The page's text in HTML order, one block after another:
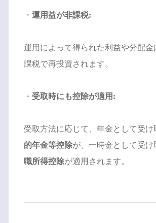
・ 運用益が非課税:
運用によって得られた利益や分配金
課税で再投資されます。
・ 受取時にも控除が適用:
受取方法に応じて、年金として受け
的年金等控除が、一時金として受け
職所得控除が適用されます。